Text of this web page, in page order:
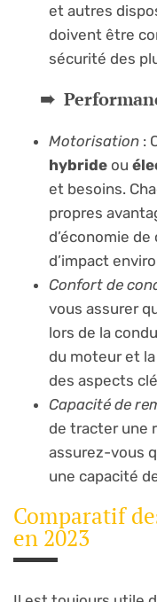
et autres
doivent être
sécurité des
Motorisation :
hybride ou
et besoins.
propres
d’économie
d’impact
Confort de
vous assurer
lors de la
du moteur et
des aspects
Capacité de
de tracter une
assurez-vous
une capacité
Comparatif
en 2023